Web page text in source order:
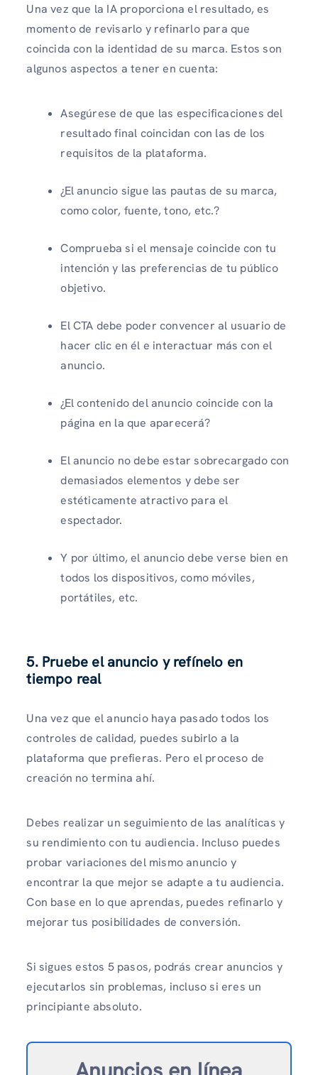
Una vez que la IA proporciona el resultado, es
momento de revisarlo y refinarlo para que
coincida con la identidad de su marca. Estos son
algunos aspectos a tener en cuenta:
Asegúrese de que las especificaciones del
resultado final coincidan con las de los
requisitos de la plataforma.
¿El anuncio sigue las pautas de su marca,
como color, fuente, tono, etc.?
Comprueba si el mensaje coincide con tu
intención y las preferencias de tu público
objetivo.
El CTA debe poder convencer al usuario de
hacer clic en él e interactuar más con el
anuncio.
¿El contenido del anuncio coincide con la
página en la que aparecerá?
El anuncio no debe estar sobrecargado con
demasiados elementos y debe ser
estéticamente atractivo para el
espectador.
Y por último, el anuncio debe verse bien en
todos los dispositivos, como móviles,
portátiles, etc.
5. Pruebe el anuncio y refínelo en
tiempo real
Una vez que el anuncio haya pasado todos los
controles de calidad, puedes subirlo a la
plataforma que prefieras. Pero el proceso de
creación no termina ahí.
Debes realizar un seguimiento de las analíticas y
su rendimiento con tu audiencia. Incluso puedes
probar variaciones del mismo anuncio y
encontrar la que mejor se adapte a tu audiencia.
Con base en lo que aprendas, puedes refinarlo y
mejorar tus posibilidades de conversión.
Si sigues estos 5 pasos, podrás crear anuncios y
ejecutarlos sin problemas, incluso si eres un
principiante absoluto.